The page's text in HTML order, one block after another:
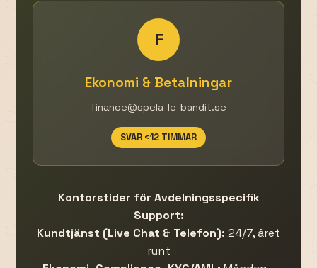
F
Ekonomi & Betalningar
finance@spela-le-bandit.se
SVAR <12 TIMMAR
Kontorstider för Avdelningsspecifik
Support:
Kundtjänst (Live Chat & Telefon): 24/7, året
runt